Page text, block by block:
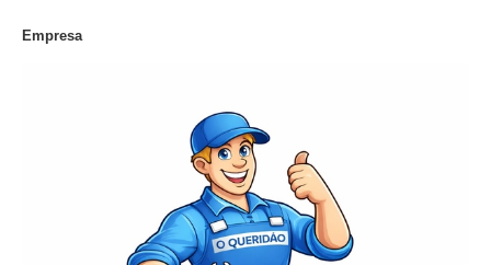
Empresa